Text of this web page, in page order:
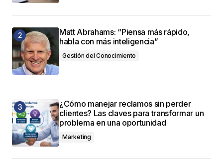
Matt Abrahams: “Piensa más rápido,
habla con más inteligencia”
Gestión del Conocimiento
¿Cómo manejar reclamos sin perder
clientes? Las claves para transformar un
problema en una oportunidad
Marketing